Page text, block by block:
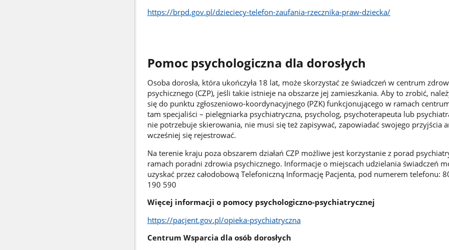
https://brpd.gov.pl/dzieciecy-telefon-zaufania-rzecznika-praw-dziecka/
Pomoc psychologiczna dla dorosłych
Osoba dorosła, która ukończyła 18 lat, może skorzystać ze świadczeń w centrum
psychicznego (CZP), jeśli takie istnieje na obszarze jej zamieszkania. Aby to zrobić,
się do punktu zgłoszeniowo-koordynacyjnego (PZK) funkcjonującego w ramach
tam specjaliści – pielęgniarka psychiatryczna, psycholog, psychoterapeuta lub
nie potrzebuje skierowania, nie musi się też zapisywać, zapowiadać swojego przyjścia
wcześniej się rejestrować.
Na terenie kraju poza obszarem działań CZP możliwe jest korzystanie z porad
ramach poradni zdrowia psychicznego. Informacje o miejscach udzielania świadczeń
uzyskać przez całodobową Telefoniczną Informację Pacjenta, pod numerem telefonu:
190 590
Więcej informacji o pomocy psychologiczno-psychiatrycznej
https://pacjent.gov.pl/opieka-psychiatryczna
Centrum Wsparcia dla osób dorosłych